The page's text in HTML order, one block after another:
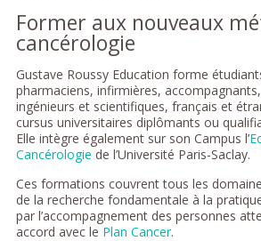
Former aux nouveaux
cancérologie
Gustave Roussy Education forme
pharmaciens, infirmières,
ingénieurs et scientifiques, français et
cursus universitaires diplômants ou
Elle intègre également sur son Campus l’
Cancérologie de l’Université Paris-Saclay.
Ces formations couvrent tous les
de la recherche fondamentale à la
par l’accompagnement des personnes
accord avec le Plan Cancer.